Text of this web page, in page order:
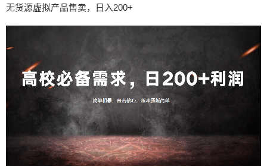
无货源虚拟产品售卖，日入200+